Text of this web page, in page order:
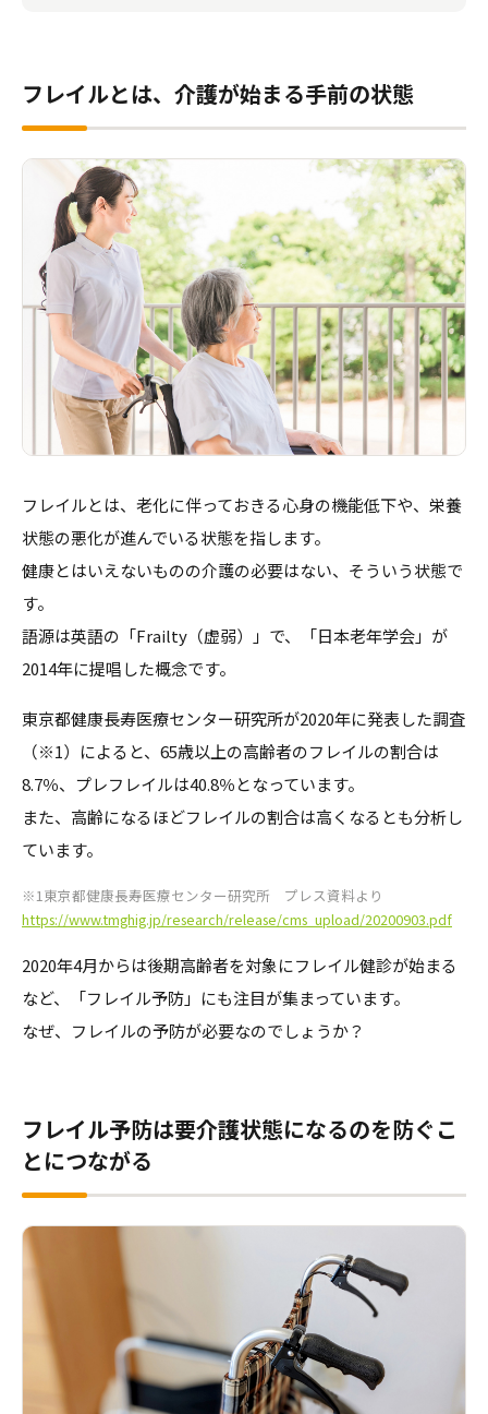
フレイルとは、介護が始まる手前の状態
フレイルとは、老化に伴っておきる心身の機能低下や、栄養
状態の悪化が進んでいる状態を指します。
健康とはいえないものの介護の必要はない、そういう状態で
す。
語源は英語の「Frailty（虚弱）」で、「日本老年学会」が
2014年に提唱した概念です。
東京都健康長寿医療センター研究所が2020年に発表した調査
（※1）によると、65歳以上の高齢者のフレイルの割合は
8.7％、プレフレイルは40.8％となっています。
また、高齢になるほどフレイルの割合は高くなるとも分析し
ています。
※1東京都健康長寿医療センター研究所 プレス資料より
https://www.tmghig.jp/research/release/cms_upload/20200903.pdf
2020年4月からは後期高齢者を対象にフレイル健診が始まる
など、「フレイル予防」にも注目が集まっています。
なぜ、フレイルの予防が必要なのでしょうか？
フレイル予防は要介護状態になるのを防ぐこ
とにつながる